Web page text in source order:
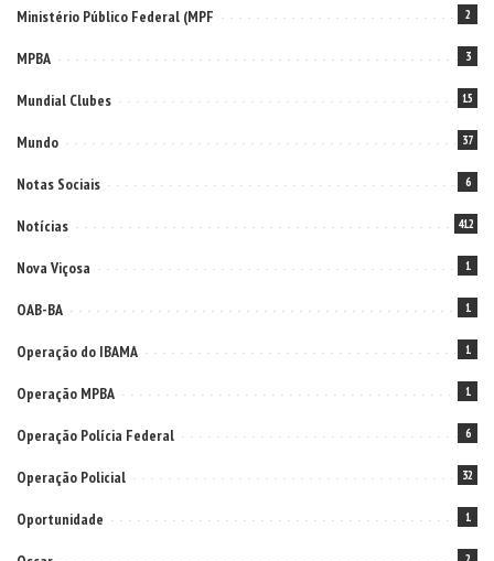
Ministério Público Federal (MPF 2
MPBA 3
Mundial Clubes 15
Mundo 37
Notas Sociais 6
Notícias 412
Nova Viçosa 1
OAB-BA 1
Operação do IBAMA 1
Operação MPBA 1
Operação Polícia Federal 6
Operação Policial 32
Oportunidade 1